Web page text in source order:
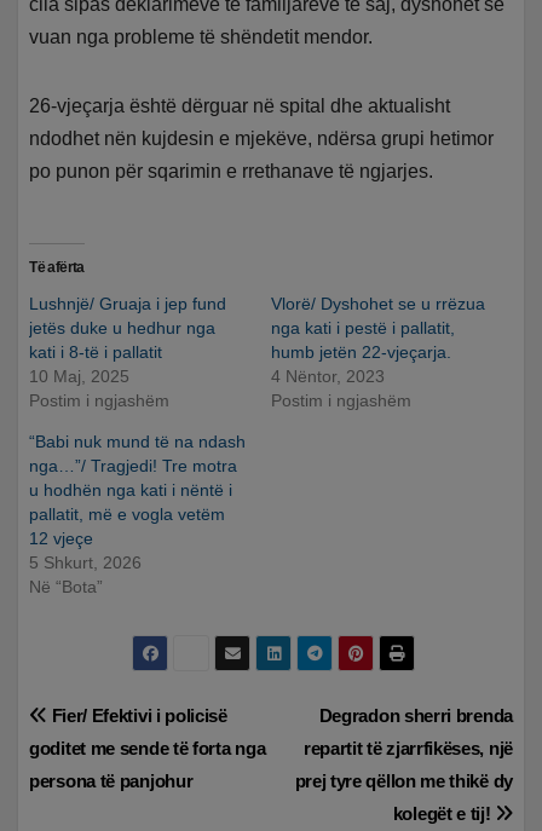
cila sipas deklarimeve të familjarëve të saj, dyshohet se
vuan nga probleme të shëndetit mendor.
26-vjeçarja është dërguar në spital dhe aktualisht
ndodhet nën kujdesin e mjekëve, ndërsa grupi hetimor
po punon për sqarimin e rrethanave të ngjarjes.
Të afërta
Lushnjë/ Gruaja i jep fund
jetës duke u hedhur nga
kati i 8-të i pallatit
10 Maj, 2025
Postim i ngjashëm
Vlorë/ Dyshohet se u rrëzua
nga kati i pestë i pallatit,
humb jetën 22-vjeçarja.
4 Nëntor, 2023
Postim i ngjashëm
“Babi nuk mund të na ndash
nga…”/ Tragjedi! Tre motra
u hodhën nga kati i nëntë i
pallatit, më e vogla vetëm
12 vjeçe
5 Shkurt, 2026
Në “Bota”
Lëvizje
te
Degradon sherri brenda
repartit të zjarrfikëses, një
prej tyre qëllon me thikë dy
kolegët e tij!
Fier/ Efektivi i policisë
goditet me sende të forta nga
persona të panjohur